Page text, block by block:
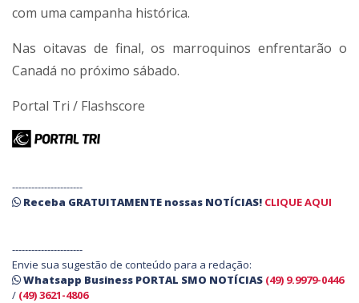
com uma campanha histórica.
Nas oitavas de final, os marroquinos enfrentarão o
Canadá no próximo sábado.
Portal Tri / Flashscore
----------------------
Receba GRATUITAMENTE nossas NOTÍCIAS! CLIQUE AQUI
----------------------
Envie sua sugestão de conteúdo para a redação:
Whatsapp Business PORTAL SMO NOTÍCIAS (49) 9.9979-0446
/ (49) 3621-4806